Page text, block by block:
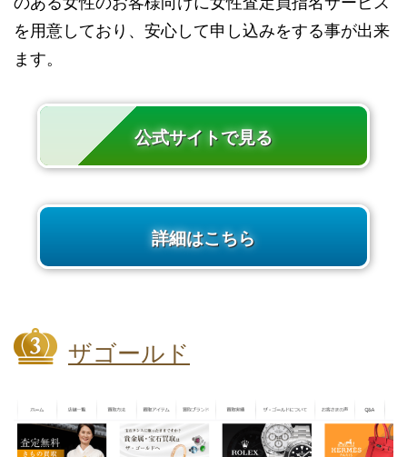
を用意しており、安心して申し込みをする事が出来
ます。
公式サイトで見る
詳細はこちら
ザゴールド